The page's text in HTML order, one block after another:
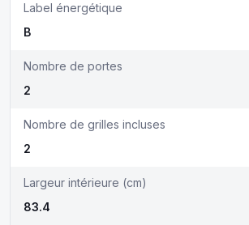
Label énergétique
B
Nombre de portes
2
Nombre de grilles incluses
2
Largeur intérieure (cm)
83.4